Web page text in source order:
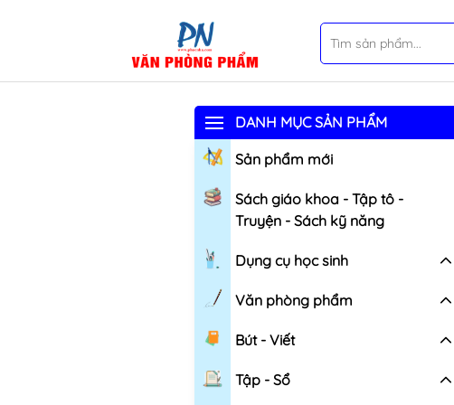
DANH MỤC SẢN PHẨM
Sản phẩm mới
Sách giáo khoa - Tập tô -
Truyện - Sách kỹ năng
Dụng cụ học sinh
Văn phòng phẩm
Bút - Viết
Tập - Sổ